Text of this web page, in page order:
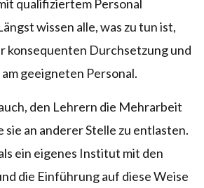
qualifiziertem Personal
wissen alle, was zu tun ist,
konsequenten Durchsetzung und
geeigneten Personal.
den Lehrern die Mehrarbeit
sie an anderer Stelle zu entlasten.
ein eigenes Institut mit den
die Einführung auf diese Weise